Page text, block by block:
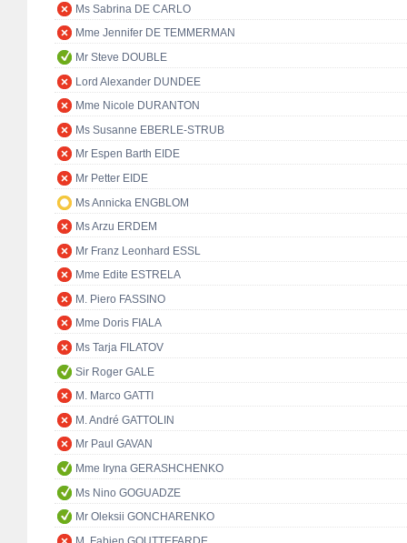
Ms Sabrina DE CARLO
Mme Jennifer DE TEMMERMAN
Mr Steve DOUBLE
Lord Alexander DUNDEE
Mme Nicole DURANTON
Ms Susanne EBERLE-STRUB
Mr Espen Barth EIDE
Mr Petter EIDE
Ms Annicka ENGBLOM
Ms Arzu ERDEM
Mr Franz Leonhard ESSL
Mme Edite ESTRELA
M. Piero FASSINO
Mme Doris FIALA
Ms Tarja FILATOV
Sir Roger GALE
M. Marco GATTI
M. André GATTOLIN
Mr Paul GAVAN
Mme Iryna GERASHCHENKO
Ms Nino GOGUADZE
Mr Oleksii GONCHARENKO